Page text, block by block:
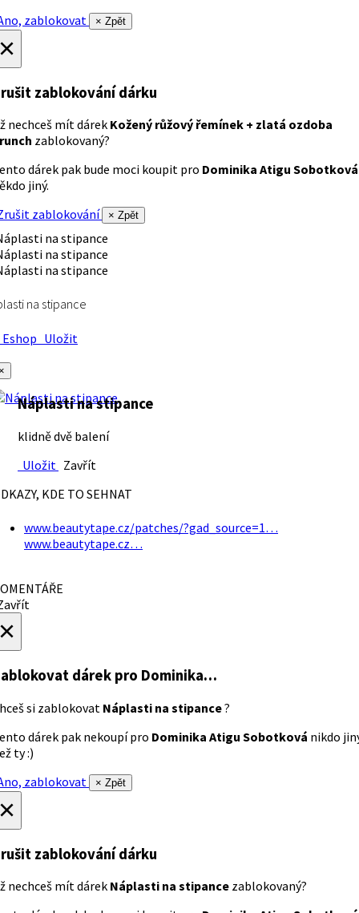
zablokovat
× Zpět
zablokování dárku
nechceš mít dárek Kožený růžový řemínek + zlatá ozdoba
zablokovaný?
dárek pak bude moci koupit pro Dominika Atigu Sobotková
jiný.
zablokování
× Zpět
na stipance
Uložit
Náplasti na stipance
klidně dvě balení
Uložit Zavřít
KDE TO SEHNAT
www.beautytape.cz/patches/?gad_source=1…
www.beautytape.cz…
dárek pro Dominika…
si zablokovat Náplasti na stipance?
dárek pak nekoupí pro Dominika Atigu Sobotková nikdo
ty :)
zablokovat
× Zpět
zablokování dárku
nechceš mít dárek Náplasti na stipance zablokovaný?